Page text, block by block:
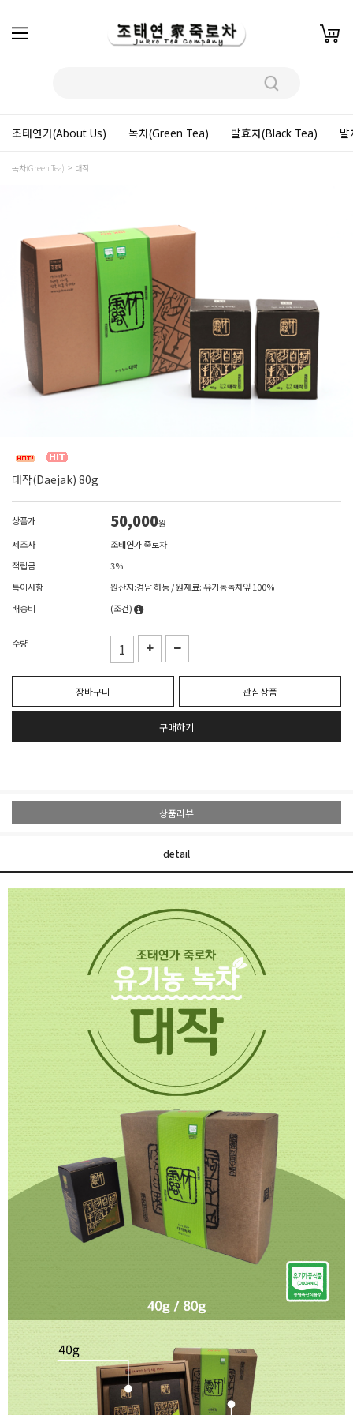
조태연가(About Us) 녹차(Green Tea) 발효차(Black Tea)
녹차(Green Tea) 대작
대작(Daejak) 80g
상품가 50,000원
제조사
조태연가 죽로차
적립금
3%
특이사항
원산지:경남 하동 / 원재료: 유기농녹차잎 100%
배송비
(조건)
수량
장바구니 관심상품
구매하기
상품리뷰
detail